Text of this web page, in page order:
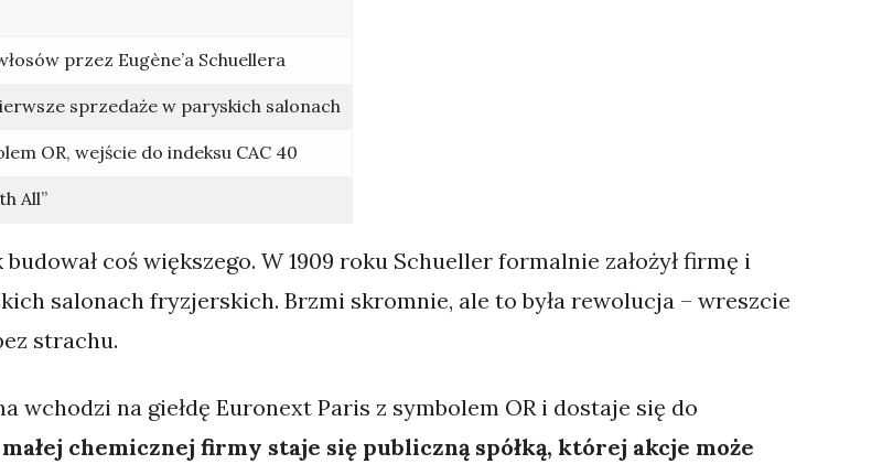
przez Eugène’a Schuellera
sprzedaże w paryskich salonach
OR, wejście do indeksu CAC 40
All”
coś większego. W 1909 roku Schueller formalnie założył firmę i
salonach fryzjerskich. Brzmi skromnie, ale to była rewolucja – wreszcie
strachu.
wchodzi na giełdę Euronext Paris z symbolem OR i dostaje się do
chemicznej firmy staje się publiczną spółką, której akcje może